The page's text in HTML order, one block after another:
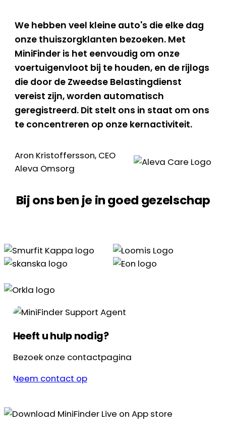
We hebben veel kleine auto's die elke dag
onze thuiszorgklanten bezoeken. Met
MiniFinder is het eenvoudig om onze
voertuigenvloot bij te houden, en de rijlogs
die door de Zweedse Belastingdienst
vereist zijn, worden automatisch
geregistreerd. Dit stelt ons in staat om ons
te concentreren op onze kernactiviteit.
Aron Kristoffersson, CEO
Aleva Omsorg
Bij ons ben je in goed gezelschap
Heeft u hulp nodig?
Bezoek onze contactpagina
Neem contact op